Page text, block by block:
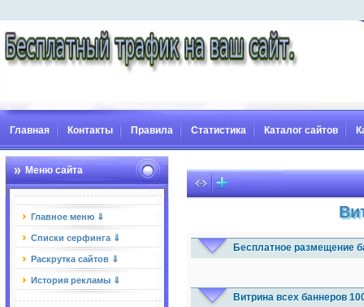
Главная Контакты Правила Статистика Каталог сайтов
Меню сайта
Главное меню ⇓
Списки серфинга ⇓
Раскрутка сайтов ⇓
История рекламы ⇓
Бесплатное размещение
Витрина всех баннеров